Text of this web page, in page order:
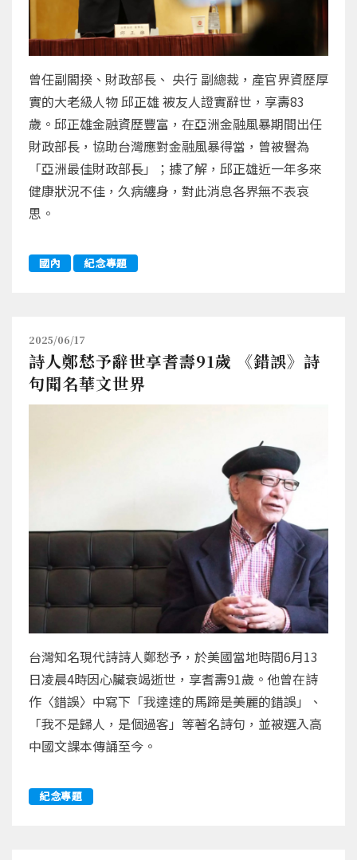
曾任副閣揆、財政部長、 央行 副總裁，產官界資歷厚
實的大老級人物 邱正雄 被友人證實辭世，享壽83
歲。邱正雄金融資歷豐富，在亞洲金融風暴期間出任
財政部長，協助台灣應對金融風暴得當，曾被譽為
「亞洲最佳財政部長」；據了解，邱正雄近一年多來
健康狀況不佳，久病纏身，對此消息各界無不表哀
思。
國內 紀念專題
2025/06/17
詩人鄭愁予辭世享耆壽91歲 《錯誤》詩
句聞名華文世界
台灣知名現代詩詩人鄭愁予，於美國當地時間6月13
日凌晨4時因心臟衰竭逝世，享耆壽91歲。他曾在詩
作〈錯誤〉中寫下「我達達的馬蹄是美麗的錯誤」、
「我不是歸人，是個過客」等著名詩句，並被選入高
中國文課本傳誦至今。
紀念專題